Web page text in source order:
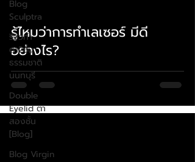
Blog
Sculptra
รีวิวทํา
ตา2ชั้น
ธรรมชาติ
นนทบุรี
Double
Eyelid ตา
สองชั้น
[Blog]
Blog Virgin
video
รู้ไหมว่าการทำเลเซอร์ มีดี
อย่างไร?